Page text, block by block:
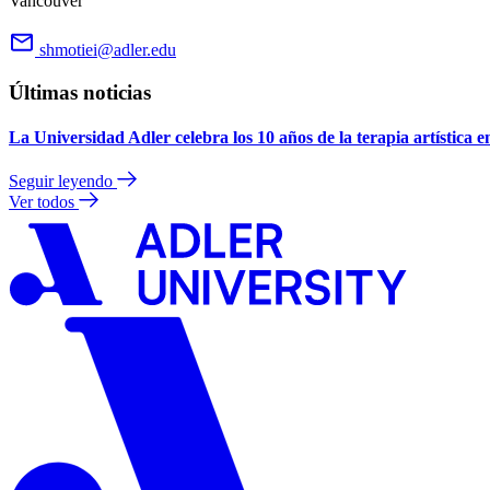
shmotiei@adler.edu
Últimas noticias
La Universidad Adler celebra los 10 años de la terapia artística
Seguir leyendo
Ver todos